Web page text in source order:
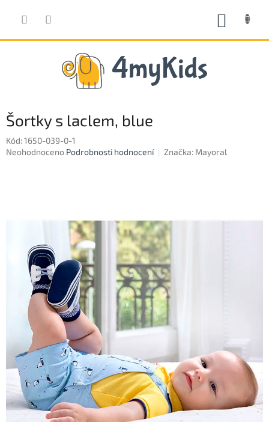
Šortky s laclem, blue
Kód:1650-039-0-1
Průměrné
Neohodnoceno Podrobnosti hodnocení Značka: Mayoral